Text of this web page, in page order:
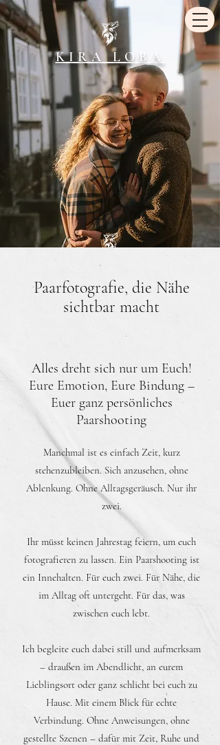
KIRA LOBA
Paarfotografie, die Nähe
sichtbar macht
Alles dreht sich nur um Euch!
Eure Emotion, Eure Bindung –
Euer ganz persönliches
Paarshooting
Manchmal ist es einfach Zeit, kurz
stehenzubleiben. Sich anzusehen, ohne
Ablenkung. Ohne Alltagsgeräusch. Nur ihr
zwei.
Ihr müsst keinen Jahrestag feiern, um euch
fotografieren zu lassen. Ein Paarshooting ist
ein Innehalten. Für euch zwei. Für Nähe, die
im Alltag oft untergeht. Für das, was
zwischen euch lebt.
Ich begleite euch dabei still und aufmerksam
– draußen im Abendlicht, an eurem
Lieblingsort oder ganz schlicht bei euch zu
Hause. Mit einem Blick für echte
Verbindung. Ohne Anweisungen, ohne
gestellte Szenen – dafür mit Zeit, Ruhe und